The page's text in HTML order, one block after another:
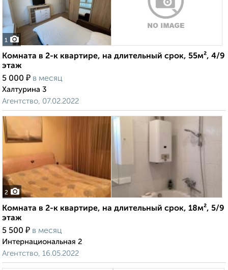
1
Комната в 2-к квартире, на длительный срок, 55м², 4/9
этаж
5 000 ₽ в месяц
Халтурина 3
Агентство, 07.02.2022
2
Комната в 2-к квартире, на длительный срок, 18м², 5/9
этаж
5 500 ₽ в месяц
Интернациональная 2
Агентство, 16.05.2022